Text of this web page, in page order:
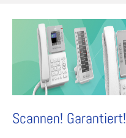
Scannen! Garantiert!